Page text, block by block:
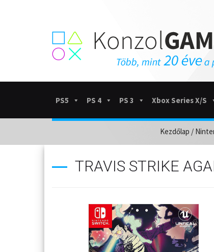
PS5 PS 4 PS 3 Xbox Series X/S
Kezdőlap /
TRAVIS STRIKE